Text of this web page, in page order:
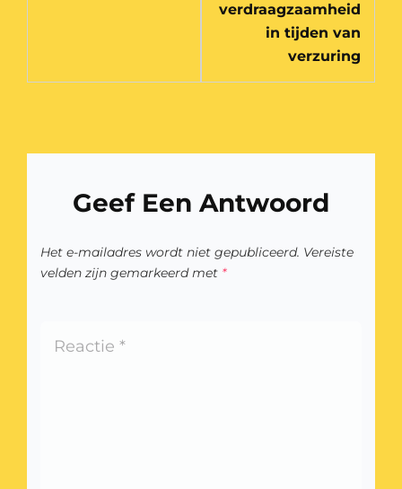
verdraagzaamheid
in tijden van
verzuring
Geef Een Antwoord
Het e-mailadres wordt niet gepubliceerd. Vereiste
velden zijn gemarkeerd met *